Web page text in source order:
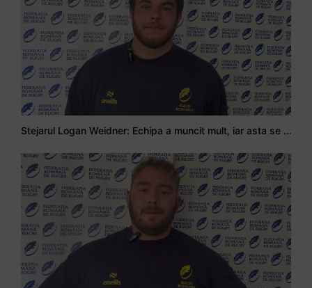
Stejarul Logan Weidner: Echipa a muncit mult, iar asta se va vedea în meciurile de la Nations Cup